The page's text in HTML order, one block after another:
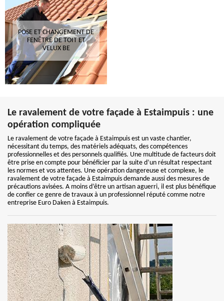
POSE ET CHANGEMENT DE
FENÊTRE DE TOIT ET
VELUX BE
Le ravalement de votre façade à Estaimpuis : une
opération compliquée
Le ravalement de votre façade à Estaimpuis est un vaste chantier,
nécessitant du temps, des matériels adéquats, des compétences
professionnelles et des personnels qualifiés. Une multitude de facteurs doit
être prise en compte pour bénéficier par la suite d’un résultat respectant
les normes et vos attentes. Une opération dangereuse et complexe, le
ravalement de votre façade à Estaimpuis demande aussi des mesures de
précautions avisées. A moins d’être un artisan aguerri, il est plus bénéfique
de confier ce genre de travaux à un professionnel réputé comme notre
entreprise Euro Daken à Estaimpuis.